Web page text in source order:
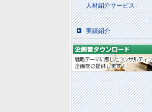
人材紹介サービス
実績紹介